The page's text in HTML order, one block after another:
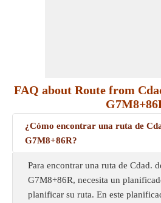
FAQ about Route from
¿Cómo encontrar una ruta de
G7M8+86R?
Para encontrar una ruta de Cdad.
G7M8+86R, necesita un
planificar su ruta. En este